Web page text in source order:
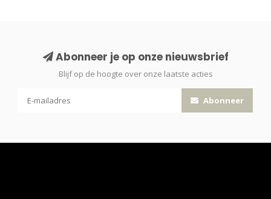
Abonneer je op onze nieuwsbrief
Blijf op de hoogte over onze laatste acties
Abonneer